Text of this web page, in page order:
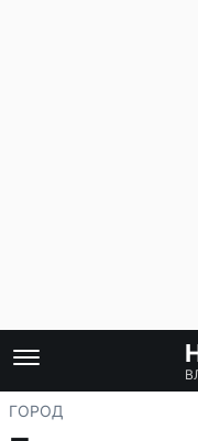
ГОРОД